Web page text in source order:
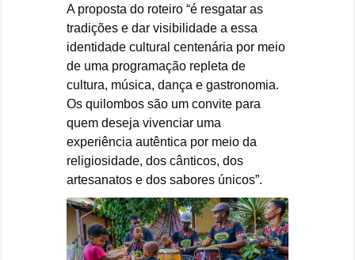
A proposta do roteiro “é resgatar as
tradições e dar visibilidade a essa
identidade cultural centenária por meio
de uma programação repleta de
cultura, música, dança e gastronomia.
Os quilombos são um convite para
quem deseja vivenciar uma
experiência autêntica por meio da
religiosidade, dos cânticos, dos
artesanatos e dos sabores únicos”.